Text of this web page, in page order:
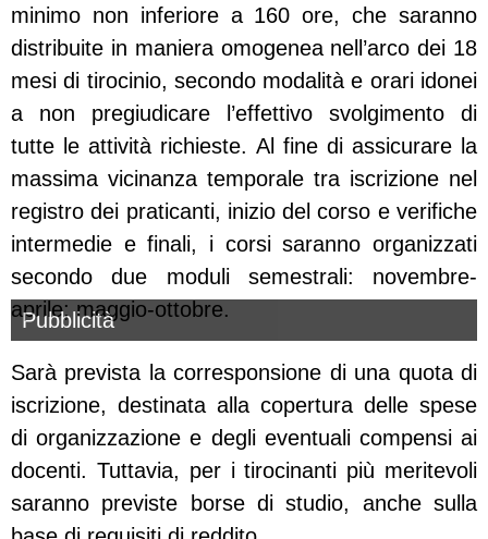
minimo non inferiore a 160 ore, che saranno
distribuite in maniera omogenea nell’arco dei 18
mesi di tirocinio, secondo modalità e orari idonei
a non pregiudicare l’effettivo svolgimento di
tutte le attività richieste. Al fine di assicurare la
massima vicinanza temporale tra iscrizione nel
registro dei praticanti, inizio del corso e verifiche
intermedie e finali, i corsi saranno organizzati
secondo due moduli semestrali: novembre-
aprile; maggio-ottobre.
Pubblicità
Sarà prevista la corresponsione di una quota di
iscrizione, destinata alla copertura delle spese
di organizzazione e degli eventuali compensi ai
docenti. Tuttavia, per i tirocinanti più meritevoli
saranno previste borse di studio, anche sulla